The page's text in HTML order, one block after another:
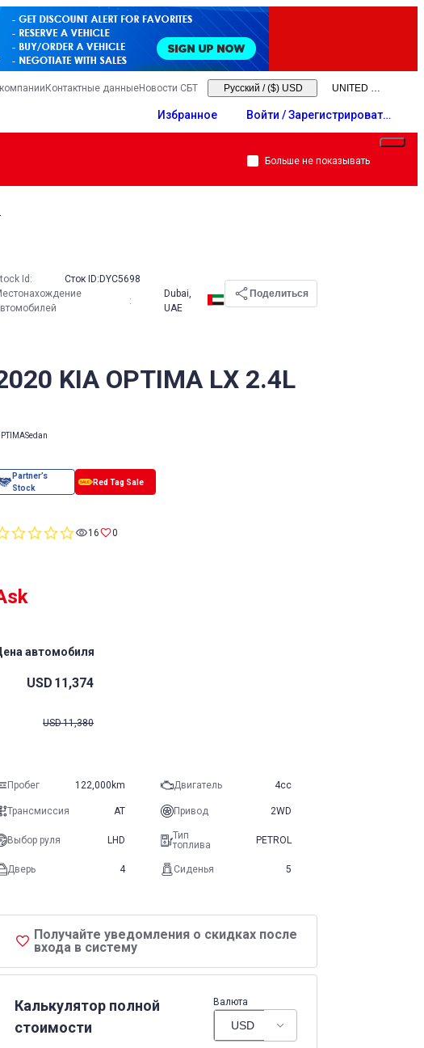
Контактные данныеНовости СБТ Русский / ($) USD
Избранное
Войти / Зарегистрировать
ся
Больше не показывать
KIA OPTIMA LX 2.4L
Sedan
Id: Сток ID: DYC5698
:
Dubai,
UAE
Поделиться
0.016 0
автомобиля
USD 11,374
USD11,380
Получайте уведомления о скидках после
входа в систему
Пробег 122,000km Двигатель 4cc
Трансмиссия AT Привод 2WD
Выбор руля LHD
Тип
топлива
PETROL
Дверь 4 Сиденья 5
Калькулятор полной
стоимости
Валюта